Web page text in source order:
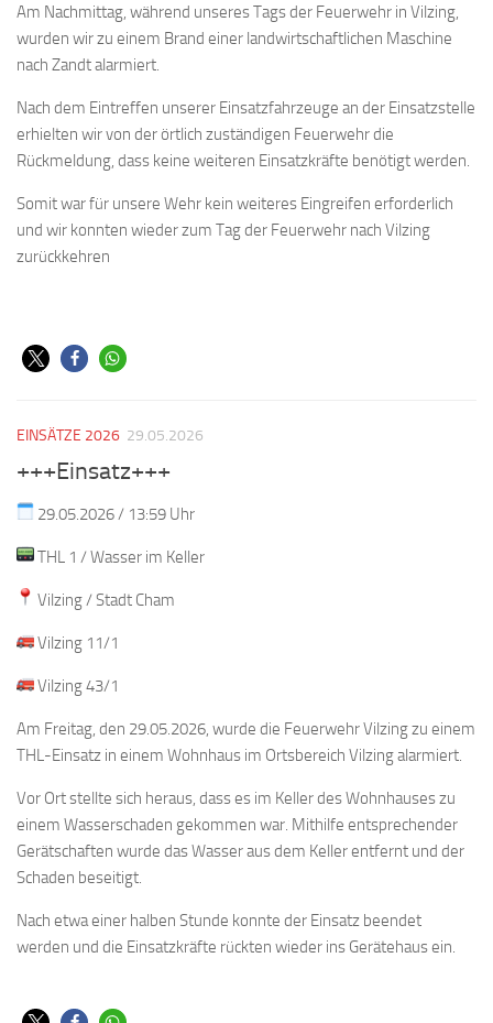
Am Nachmittag, während unseres Tags der Feuerwehr in Vilzing,
wurden wir zu einem Brand einer landwirtschaftlichen Maschine
nach Zandt alarmiert.
Nach dem Eintreffen unserer Einsatzfahrzeuge an der Einsatzstelle
erhielten wir von der örtlich zuständigen Feuerwehr die
Rückmeldung, dass keine weiteren Einsatzkräfte benötigt werden.
Somit war für unsere Wehr kein weiteres Eingreifen erforderlich
und wir konnten wieder zum Tag der Feuerwehr nach Vilzing
zurückkehren
EINSÄTZE 2026 29.05.2026
+++Einsatz+++
29.05.2026 / 13:59 Uhr
THL 1 / Wasser im Keller
Vilzing / Stadt Cham
Vilzing 11/1
Vilzing 43/1
Am Freitag, den 29.05.2026, wurde die Feuerwehr Vilzing zu einem
THL-Einsatz in einem Wohnhaus im Ortsbereich Vilzing alarmiert.
Vor Ort stellte sich heraus, dass es im Keller des Wohnhauses zu
einem Wasserschaden gekommen war. Mithilfe entsprechender
Gerätschaften wurde das Wasser aus dem Keller entfernt und der
Schaden beseitigt.
Nach etwa einer halben Stunde konnte der Einsatz beendet
werden und die Einsatzkräfte rückten wieder ins Gerätehaus ein.